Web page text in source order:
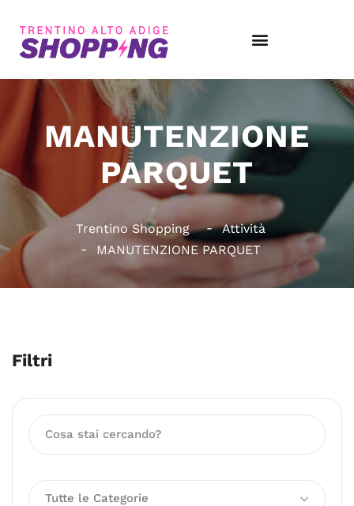
MANUTENZIONE
PARQUET
Trentino Shopping
Attività
MANUTENZIONE PARQUET
Filtri
Tutte le Categorie